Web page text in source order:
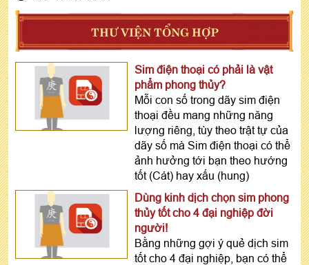
THƯ VIỆN TỔNG HỢP
Sim điện thoại có phải là vật
phẩm phong thủy?
Mỗi con số trong dãy sim điện
thoại đều mang những năng
lượng riêng, tùy theo trật tự của
dãy số mà Sim điện thoại có thể
ảnh hưởng tới bạn theo hướng
tốt (Cát) hay xấu (hung)
Dùng kinh dịch chọn sim phong
thủy tốt cho 4 đại nghiệp đời
người!
Bằng những gợi ý quẻ dịch sim
tốt cho 4 đại nghiệp, bạn có thể